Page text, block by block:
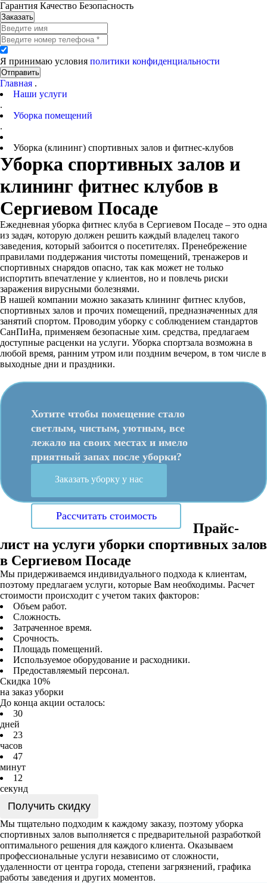
Гарантия Качество Безопасность
Заказать
Я принимаю условия политики конфиденциальности
Отправить
Главная .
Наши услуги
.
Уборка помещений
.
Уборка (клининг) спортивных залов и фитнес-клубов
Уборка спортивных залов и
клининг фитнес клубов в
Сергиевом Посаде
Ежедневная уборка фитнес клуба в Сергиевом Посаде – это одна
из задач, которую должен решить каждый владелец такого
заведения, который забоится о посетителях. Пренебрежение
правилами поддержания чистоты помещений, тренажеров и
спортивных снарядов опасно, так как может не только
испортить впечатление у клиентов, но и повлечь риски
заражения вирусными болезнями.
В нашей компании можно заказать клининг фитнес клубов,
спортивных залов и прочих помещений, предназначенных для
занятий спортом. Проводим уборку с соблюдением стандартов
СанПиНа, применяем безопасные хим. средства, предлагаем
доступные расценки на услуги. Уборка спортзала возможна в
любой время, ранним утром или поздним вечером, в том числе в
выходные дни и праздники.
Хотите чтобы помещение стало
светлым, чистым, уютным, все
лежало на своих местах и имело
приятный запах после уборки?
Заказать уборку у нас
Рассчитать стоимость
Прайс-
лист на услуги уборки спортивных залов
в Сергиевом Посаде
Мы придерживаемся индивидуального подхода к клиентам,
поэтому предлагаем услуги, которые Вам необходимы. Расчет
стоимости происходит с учетом таких факторов:
Объем работ.
Сложность.
Затраченное время.
Срочность.
Площадь помещений.
Используемое оборудование и расходники.
Предоставляемый персонал.
Скидка 10%
на заказ уборки
До конца акции осталось:
30
дней
23
часов
47
минут
1 2
секунд
Получить скидку
Мы тщательно подходим к каждому заказу, поэтому уборка
спортивных залов выполняется с предварительной разработкой
оптимального решения для каждого клиента. Оказываем
профессиональные услуги независимо от сложности,
удаленности от центра города, степени загрязнений, графика
работы заведения и других моментов.